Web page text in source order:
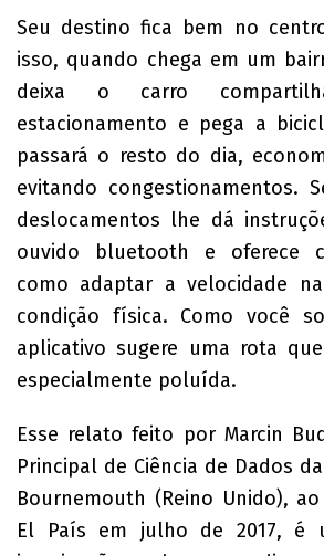
Seu destino fica bem no
isso, quando chega em um
deixa o carro
estacionamento e pega a
passará o resto do dia,
evitando congestionamentos.
deslocamentos lhe dá
ouvido bluetooth e oferece
como adaptar a velocidade
condição física. Como você
aplicativo sugere uma rota
especialmente poluída.
Esse relato feito por Marcin
Principal de Ciência de Dados
Bournemouth (Reino Unido),
El País em julho de 2017, é